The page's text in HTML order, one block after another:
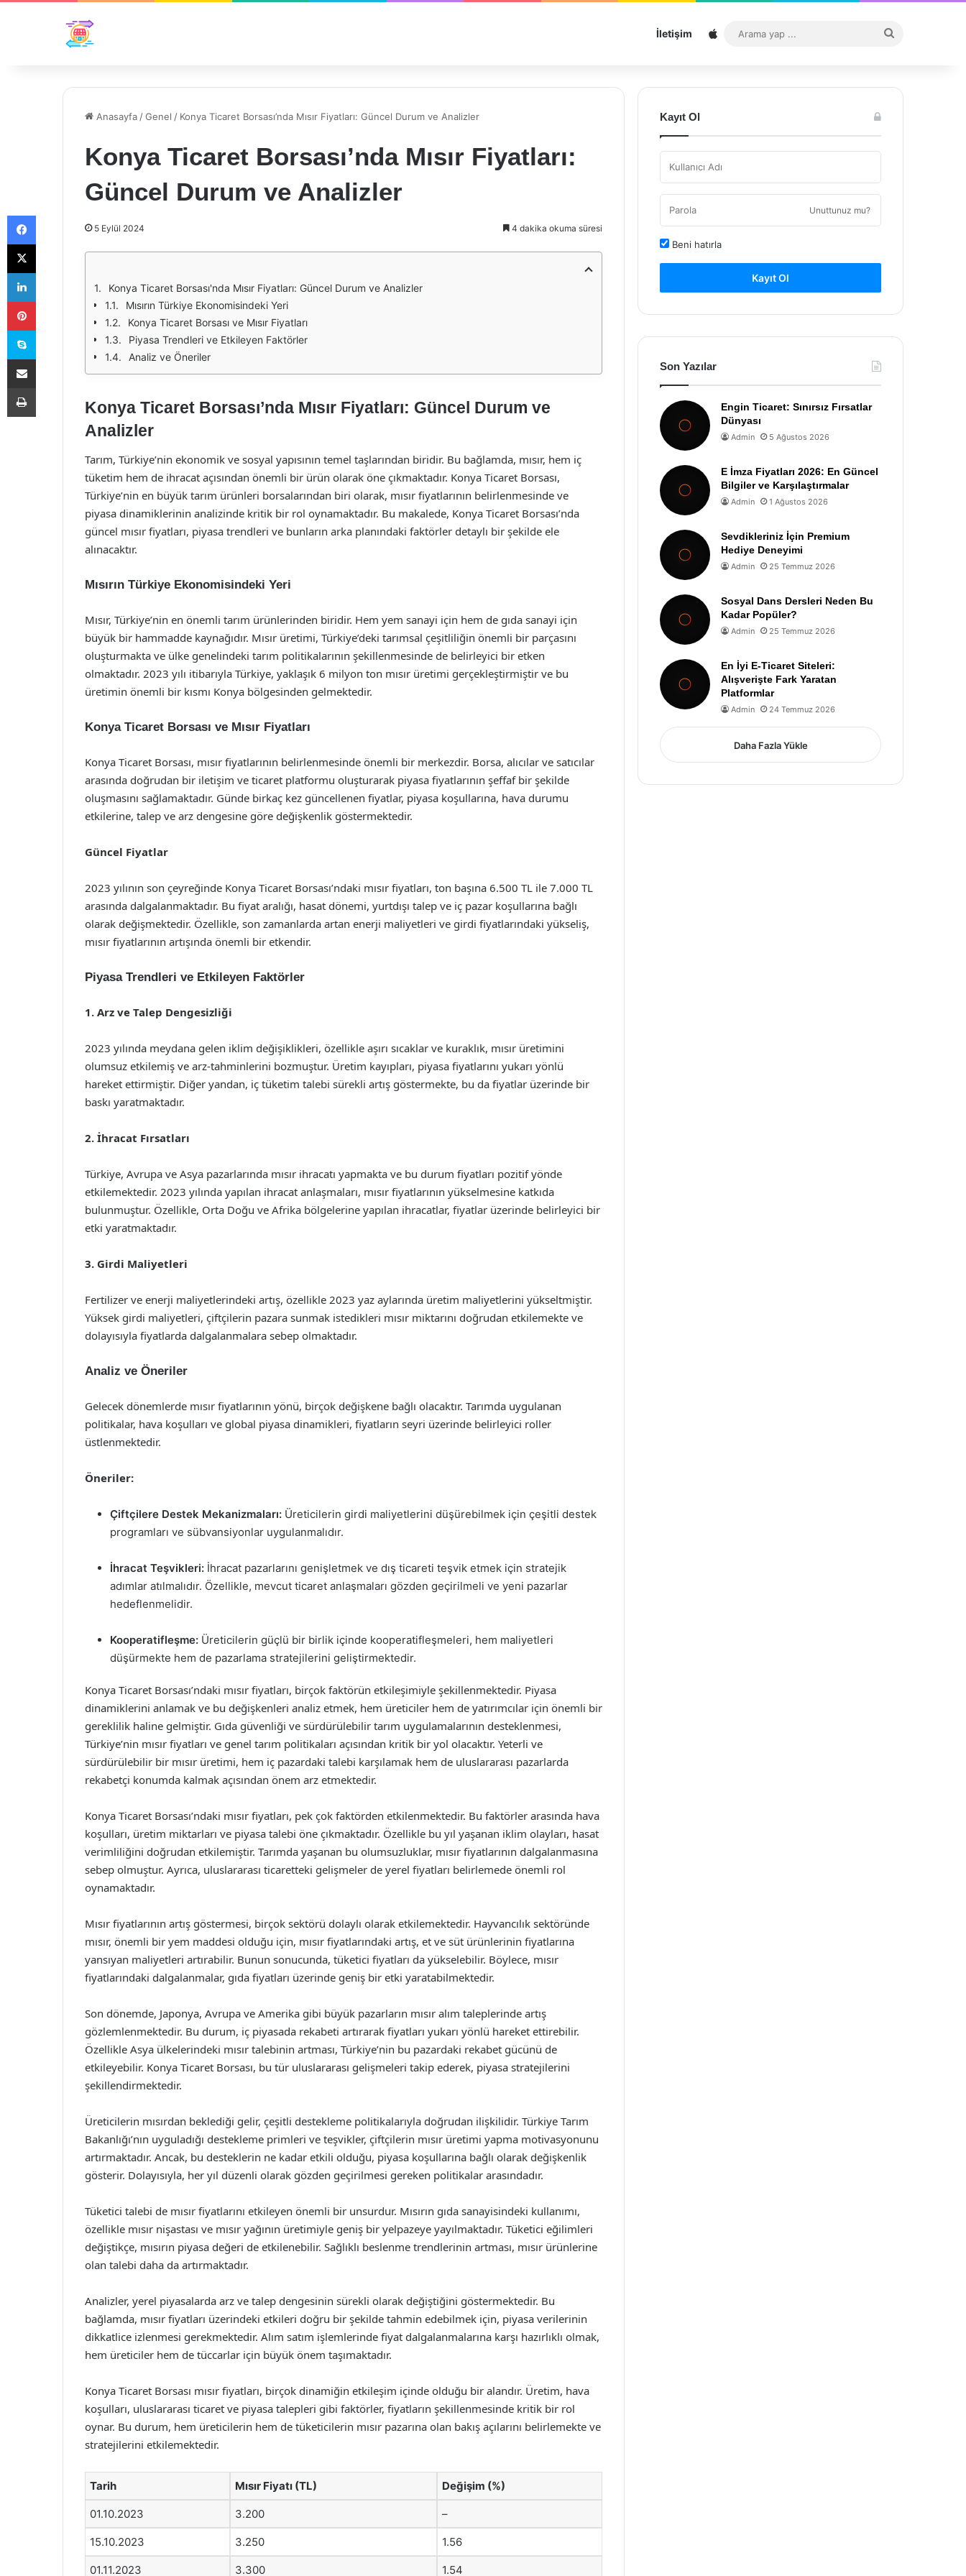
İletişim Sitemap
...
Anasayfa /Genel / Konya Ticaret Borsası’nda Mısır Fiyatları: Güncel Durum ve Analizler
Konya Ticaret Borsası’nda Mısır Fiyatları:
Güncel Durum ve Analizler
5 Eylül 2024 4 dakika okuma süresi
Konya Ticaret Borsası'nda Mısır Fiyatları: Güncel Durum ve Analizler
Mısırın Türkiye Ekonomisindeki Yeri
Konya Ticaret Borsası ve Mısır Fiyatları
Piyasa Trendleri ve Etkileyen Faktörler
Analiz ve Öneriler
Konya Ticaret Borsası’nda Mısır Fiyatları: Güncel Durum ve
Analizler
Tarım, Türkiye’nin ekonomik ve sosyal yapısının temel taşlarından biridir. Bu bağlamda, mısır, hem iç
tüketim hem de ihracat açısından önemli bir ürün olarak öne çıkmaktadır. Konya Ticaret Borsası,
Türkiye’nin en büyük tarım ürünleri borsalarından biri olarak, mısır fiyatlarının belirlenmesinde ve
piyasa dinamiklerinin analizinde kritik bir rol oynamaktadır. Bu makalede, Konya Ticaret Borsası’nda
güncel mısır fiyatları, piyasa trendleri ve bunların arka planındaki faktörler detaylı bir şekilde ele
alınacaktır.
Mısırın Türkiye Ekonomisindeki Yeri
Mısır, Türkiye’nin en önemli tarım ürünlerinden biridir. Hem yem sanayi için hem de gıda sanayi için
büyük bir hammadde kaynağıdır. Mısır üretimi, Türkiye’deki tarımsal çeşitliliğin önemli bir parçasını
oluşturmakta ve ülke genelindeki tarım politikalarının şekillenmesinde de belirleyici bir etken
olmaktadır. 2023 yılı itibarıyla Türkiye, yaklaşık 6 milyon ton mısır üretimi gerçekleştirmiştir ve bu
üretimin önemli bir kısmı Konya bölgesinden gelmektedir.
Konya Ticaret Borsası ve Mısır Fiyatları
Konya Ticaret Borsası, mısır fiyatlarının belirlenmesinde önemli bir merkezdir. Borsa, alıcılar ve satıcılar
arasında doğrudan bir iletişim ve ticaret platformu oluşturarak piyasa fiyatlarının şeffaf bir şekilde
oluşmasını sağlamaktadır. Günde birkaç kez güncellenen fiyatlar, piyasa koşullarına, hava durumu
etkilerine, talep ve arz dengesine göre değişkenlik göstermektedir.
Güncel Fiyatlar
2023 yılının son çeyreğinde Konya Ticaret Borsası’ndaki mısır fiyatları, ton başına 6.500 TL ile 7.000 TL
arasında dalgalanmaktadır. Bu fiyat aralığı, hasat dönemi, yurtdışı talep ve iç pazar koşullarına bağlı
olarak değişmektedir. Özellikle, son zamanlarda artan enerji maliyetleri ve girdi fiyatlarındaki yükseliş,
mısır fiyatlarının artışında önemli bir etkendir.
Piyasa Trendleri ve Etkileyen Faktörler
1. Arz ve Talep Dengesizliği
2023 yılında meydana gelen iklim değişiklikleri, özellikle aşırı sıcaklar ve kuraklık, mısır üretimini
olumsuz etkilemiş ve arz-tahminlerini bozmuştur. Üretim kayıpları, piyasa fiyatlarını yukarı yönlü
hareket ettirmiştir. Diğer yandan, iç tüketim talebi sürekli artış göstermekte, bu da fiyatlar üzerinde bir
baskı yaratmaktadır.
2. İhracat Fırsatları
Türkiye, Avrupa ve Asya pazarlarında mısır ihracatı yapmakta ve bu durum fiyatları pozitif yönde
etkilemektedir. 2023 yılında yapılan ihracat anlaşmaları, mısır fiyatlarının yükselmesine katkıda
bulunmuştur. Özellikle, Orta Doğu ve Afrika bölgelerine yapılan ihracatlar, fiyatlar üzerinde belirleyici bir
etki yaratmaktadır.
3. Girdi Maliyetleri
Fertilizer ve enerji maliyetlerindeki artış, özellikle 2023 yaz aylarında üretim maliyetlerini yükseltmiştir.
Yüksek girdi maliyetleri, çiftçilerin pazara sunmak istedikleri mısır miktarını doğrudan etkilemekte ve
dolayısıyla fiyatlarda dalgalanmalara sebep olmaktadır.
Analiz ve Öneriler
Gelecek dönemlerde mısır fiyatlarının yönü, birçok değişkene bağlı olacaktır. Tarımda uygulanan
politikalar, hava koşulları ve global piyasa dinamikleri, fiyatların seyri üzerinde belirleyici roller
üstlenmektedir.
Öneriler:
Çiftçilere Destek Mekanizmaları: Üreticilerin girdi maliyetlerini düşürebilmek için çeşitli destek
programları ve sübvansiyonlar uygulanmalıdır.
İhracat Teşvikleri: İhracat pazarlarını genişletmek ve dış ticareti teşvik etmek için stratejik
adımlar atılmalıdır. Özellikle, mevcut ticaret anlaşmaları gözden geçirilmeli ve yeni pazarlar
hedeflenmelidir.
Kooperatifleşme: Üreticilerin güçlü bir birlik içinde kooperatifleşmeleri, hem maliyetleri
düşürmekte hem de pazarlama stratejilerini geliştirmektedir.
Konya Ticaret Borsası’ndaki mısır fiyatları, birçok faktörün etkileşimiyle şekillenmektedir. Piyasa
dinamiklerini anlamak ve bu değişkenleri analiz etmek, hem üreticiler hem de yatırımcılar için önemli bir
gereklilik haline gelmiştir. Gıda güvenliği ve sürdürülebilir tarım uygulamalarının desteklenmesi,
Türkiye’nin mısır fiyatları ve genel tarım politikaları açısından kritik bir yol olacaktır. Yeterli ve
sürdürülebilir bir mısır üretimi, hem iç pazardaki talebi karşılamak hem de uluslararası pazarlarda
rekabetçi konumda kalmak açısından önem arz etmektedir.
Konya Ticaret Borsası’ndaki mısır fiyatları, pek çok faktörden etkilenmektedir. Bu faktörler arasında hava
koşulları, üretim miktarları ve piyasa talebi öne çıkmaktadır. Özellikle bu yıl yaşanan iklim olayları, hasat
verimliliğini doğrudan etkilemiştir. Tarımda yaşanan bu olumsuzluklar, mısır fiyatlarının dalgalanmasına
sebep olmuştur. Ayrıca, uluslararası ticaretteki gelişmeler de yerel fiyatları belirlemede önemli rol
oynamaktadır.
Mısır fiyatlarının artış göstermesi, birçok sektörü dolaylı olarak etkilemektedir. Hayvancılık sektöründe
mısır, önemli bir yem maddesi olduğu için, mısır fiyatlarındaki artış, et ve süt ürünlerinin fiyatlarına
yansıyan maliyetleri artırabilir. Bunun sonucunda, tüketici fiyatları da yükselebilir. Böylece, mısır
fiyatlarındaki dalgalanmalar, gıda fiyatları üzerinde geniş bir etki yaratabilmektedir.
Son dönemde, Japonya, Avrupa ve Amerika gibi büyük pazarların mısır alım taleplerinde artış
gözlemlenmektedir. Bu durum, iç piyasada rekabeti artırarak fiyatları yukarı yönlü hareket ettirebilir.
Özellikle Asya ülkelerindeki mısır talebinin artması, Türkiye’nin bu pazardaki rekabet gücünü de
etkileyebilir. Konya Ticaret Borsası, bu tür uluslararası gelişmeleri takip ederek, piyasa stratejilerini
şekillendirmektedir.
Üreticilerin mısırdan beklediği gelir, çeşitli destekleme politikalarıyla doğrudan ilişkilidir. Türkiye Tarım
Bakanlığı’nın uyguladığı destekleme primleri ve teşvikler, çiftçilerin mısır üretimi yapma motivasyonunu
artırmaktadır. Ancak, bu desteklerin ne kadar etkili olduğu, piyasa koşullarına bağlı olarak değişkenlik
gösterir. Dolayısıyla, her yıl düzenli olarak gözden geçirilmesi gereken politikalar arasındadır.
Tüketici talebi de mısır fiyatlarını etkileyen önemli bir unsurdur. Mısırın gıda sanayisindeki kullanımı,
özellikle mısır nişastası ve mısır yağının üretimiyle geniş bir yelpazeye yayılmaktadır. Tüketici eğilimleri
değiştikçe, mısırın piyasa değeri de etkilenebilir. Sağlıklı beslenme trendlerinin artması, mısır ürünlerine
olan talebi daha da artırmaktadır.
Analizler, yerel piyasalarda arz ve talep dengesinin sürekli olarak değiştiğini göstermektedir. Bu
bağlamda, mısır fiyatları üzerindeki etkileri doğru bir şekilde tahmin edebilmek için, piyasa verilerinin
dikkatlice izlenmesi gerekmektedir. Alım satım işlemlerinde fiyat dalgalanmalarına karşı hazırlıklı olmak,
hem üreticiler hem de tüccarlar için büyük önem taşımaktadır.
Konya Ticaret Borsası mısır fiyatları, birçok dinamiğin etkileşim içinde olduğu bir alandır. Üretim, hava
koşulları, uluslararası ticaret ve piyasa talepleri gibi faktörler, fiyatların şekillenmesinde kritik bir rol
oynar. Bu durum, hem üreticilerin hem de tüketicilerin mısır pazarına olan bakış açılarını belirlemekte ve
stratejilerini etkilemektedir.
Tarih Mısır Fiyatı (TL) Değişim (%)
01.10.2023 3.200 –
15.10.2023 3.250 1.56
01.11.2023 3.300 1.54
Kayıt Ol
Unuttunuz mu?
Beni hatırla
Kayıt Ol
Son Yazılar
Engin Ticaret: Sınırsız Fırsatlar
Dünyası
Admin 5 Ağustos 2026
E İmza Fiyatları 2026: En Güncel
Bilgiler ve Karşılaştırmalar
Admin 1 Ağustos 2026
Sevdikleriniz İçin Premium
Hediye Deneyimi
Admin 25 Temmuz 2026
Sosyal Dans Dersleri Neden Bu
Kadar Popüler?
Admin 25 Temmuz 2026
En İyi E-Ticaret Siteleri:
Alışverişte Fark Yaratan
Platformlar
Admin 24 Temmuz 2026
Daha Fazla Yükle
Facebook
X
LinkedIn
Pinterest
Skype
E-Posta ile paylaş